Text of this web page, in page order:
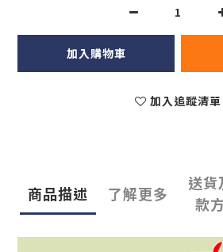
加入購物車
加入追蹤清單
商品描述 了解更多
送貨
款